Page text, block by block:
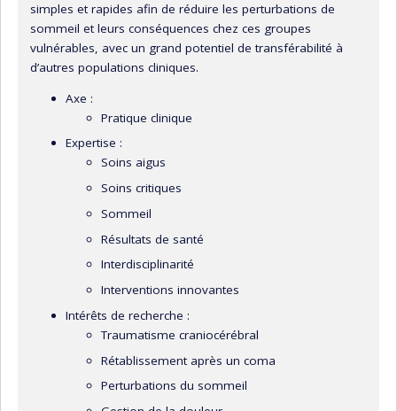
simples et rapides afin de réduire les perturbations de
sommeil et leurs conséquences chez ces groupes
vulnérables, avec un grand potentiel de transférabilité à
d’autres populations cliniques.
Axe :
Pratique clinique
Expertise :
Soins aigus
Soins critiques
Sommeil
Résultats de santé
Interdisciplinarité
Interventions innovantes
Intérêts de recherche :
Traumatisme craniocérébral
Rétablissement après un coma
Perturbations du sommeil